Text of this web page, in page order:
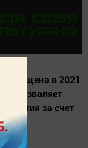
в 2021
и позволяет
за счет